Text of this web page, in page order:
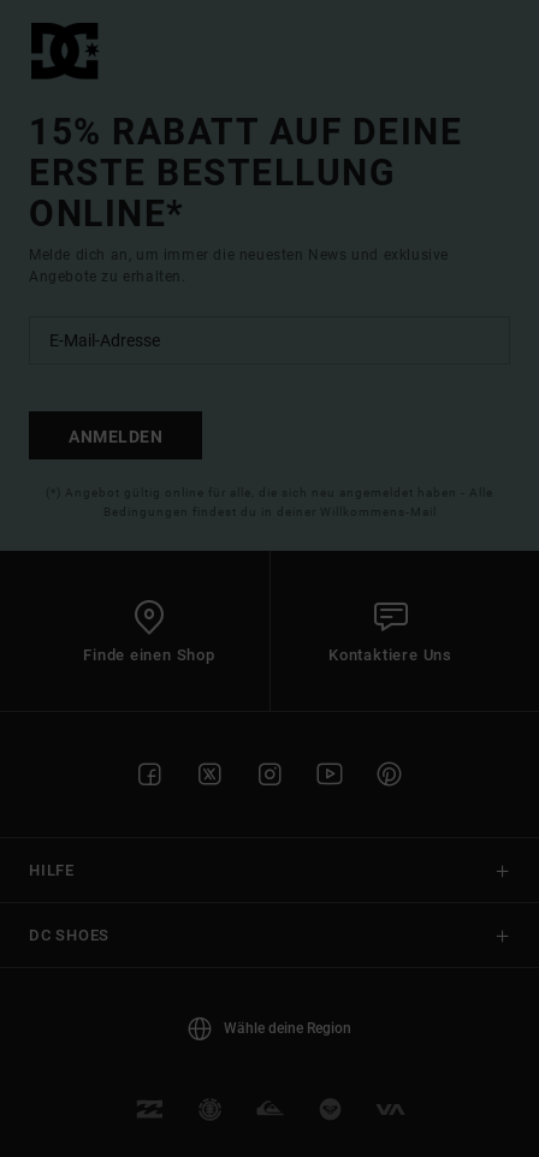
15% RABATT AUF DEINE
ERSTE BESTELLUNG
ONLINE*
Melde dich an, um immer die neuesten News und exklusive
Angebote zu erhalten.
ANMELDEN
(*) Angebot gültig online für alle, die sich neu angemeldet haben - Alle
Bedingungen findest du in deiner Willkommens-Mail
Finde einen Shop Kontaktiere Uns
HILFE
DC SHOES
Wähle deine Region